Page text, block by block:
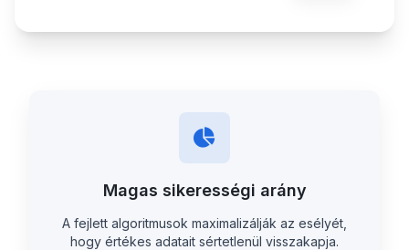
Magas sikerességi arány
A fejlett algoritmusok maximalizálják az esélyét,
hogy értékes adatait sértetlenül visszakapja.